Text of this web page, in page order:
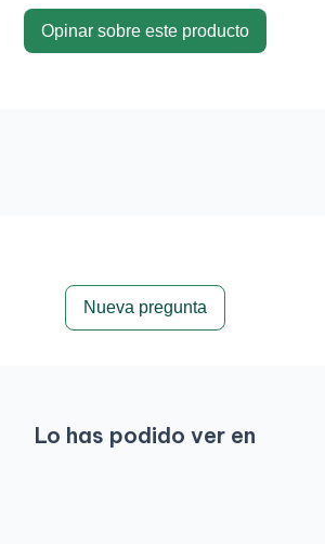
Opinar sobre este producto
Nueva pregunta
Lo has podido ver en